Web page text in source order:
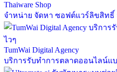
Thaiware Shop
จำหน่าย จัดหา ซอฟต์แวร์ลิขสิทธิ์
TumWai Digital Agency
บริการรับทำการตลาดออนไลน์แ